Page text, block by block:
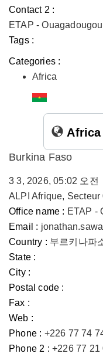
Contact 2 :
ETAP - Ouagadougou
Tags :
Categories :
Africa
Africa
Burkina Faso
3 3, 2026, 05:02 오전
ALPI Afrique,
Office name : ETAP -
Email :
Country : 부르키나파
State :
City :
Postal code :
Fax :
Web :
Phone : +226 77 74
Phone 2 : +226 77 21